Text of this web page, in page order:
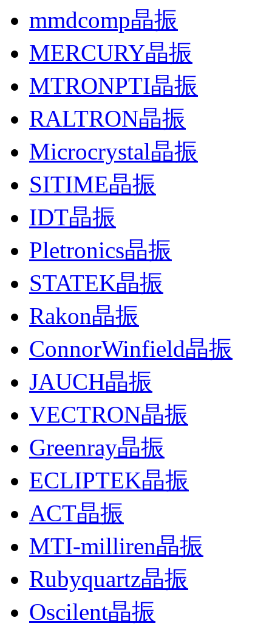
mmdcomp晶振
MERCURY晶振
MTRONPTI晶振
RALTRON晶振
Microcrystal晶振
SITIME晶振
IDT晶振
Pletronics晶振
STATEK晶振
Rakon晶振
ConnorWinfield晶振
JAUCH晶振
VECTRON晶振
Greenray晶振
ECLIPTEK晶振
ACT晶振
MTI-milliren晶振
Rubyquartz晶振
Oscilent晶振